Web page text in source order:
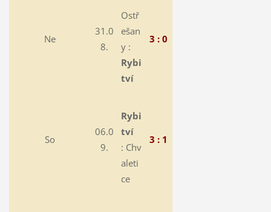
Ne
31.0
8.
Ostř
ešan
y :
Rybi
tví
3 : 0
So
06.0
9.
Rybi
tví
: Chv
aleti
ce
3 : 1